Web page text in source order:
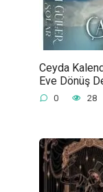
Ceyda
Eve Dönüş
0 28